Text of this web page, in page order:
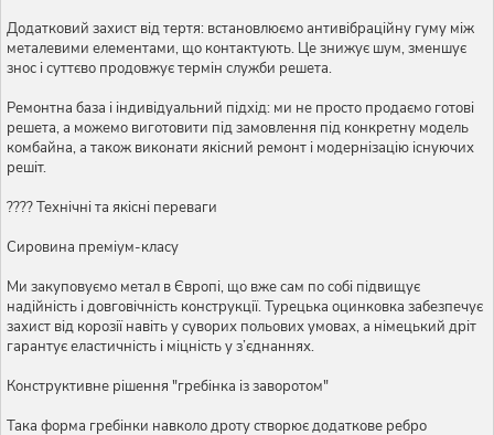
Додатковий захист від тертя: встановлюємо антивібраційну гуму між
металевими елементами, що контактують. Це знижує шум, зменшує
знос і суттєво продовжує термін служби решета.
Ремонтна база і індивідуальний підхід: ми не просто продаємо готові
решета, а можемо виготовити під замовлення під конкретну модель
комбайна, а також виконати якісний ремонт і модернізацію існуючих
решіт.
???? Технічні та якісні переваги
Сировина преміум-класу
Ми закуповуємо метал в Європі, що вже сам по собі підвищує
надійність і довговічність конструкції. Турецька оцинковка забезпечує
захист від корозії навіть у суворих польових умовах, а німецький дріт
гарантує еластичність і міцність у з’єднаннях.
Конструктивне рішення "гребінка із заворотом"
Така форма гребінки навколо дроту створює додаткове ребро